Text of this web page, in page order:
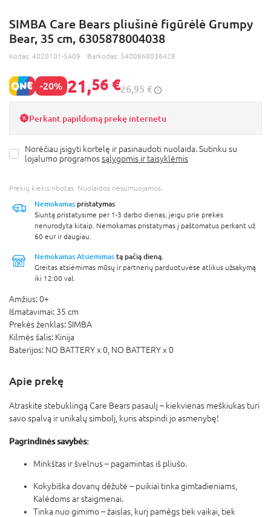
SIMBA Care Bears pliušinė figūrėlė Grumpy
Bear, 35 cm, 6305878004038
Kodas: 4020101-5409 Barkodas: 5400868036428
-20% 21,56 €26,95 €
Perkant papildomą prekę internetu
Norėčiau įsigyti kortelę ir pasinaudoti nuolaida. Sutinku su
lojalumo programossąlygomis ir taisyklėmis
Prekių kiekis ribotas. Nuolaidos nesumuojamos.
Nemokamas pristatymas
Siuntą pristatysime per 1-3 darbo dienas, jeigu prie prekės
nenurodyta kitaip. Nemokamas pristatymas į paštomatus perkant už
60 eur ir daugiau.
Nemokamas Atsiėmimas tą pačią dieną.
Greitas atsiėmimas mūsų ir partnerių parduotuvėse atlikus užsakymą
iki 12:00 val.
Amžius:0+
Išmatavimai: 35 cm
Prekės ženklas:SIMBA
Kilmės šalis: Kinija
Baterijos: NO BATTERY x 0, NO BATTERY x 0
Apie prekę
Atraskite stebuklingą Care Bears pasaulį – kiekvienas meškiukas turi
savo spalvą ir unikalų simbolį, kuris atspindi jo asmenybę!
Pagrindinės savybės:
Minkštas ir švelnus – pagamintas iš pliušo.
Kokybiška dovanų dėžutė – puikiai tinka gimtadieniams,
Kalėdoms ar staigmenai.
Tinka nuo gimimo – žaislas, kurį pamėgs tiek vaikai, tiek